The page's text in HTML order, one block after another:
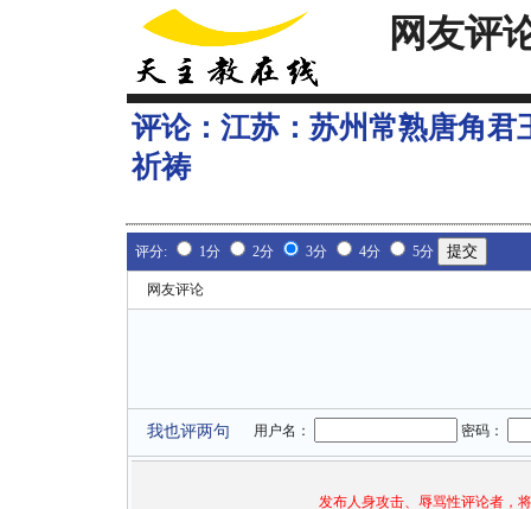
网友评
评论： 江苏：苏州常熟唐角君
祈祷
评分: 1分 2分 3分 4分 5分
网友评论
我也评两句 用户名： 密码：
发布人身攻击、辱骂性评论者，